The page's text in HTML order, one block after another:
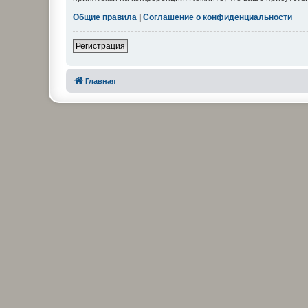
Общие правила | Соглашение о конфиденциальности
Регистрация
Главная